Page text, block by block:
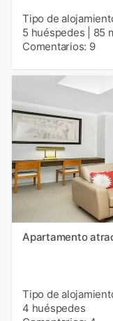
Tipo de
5 huéspedes
85
Comentarios: 9
Apartamento
Tipo de
4 huéspedes